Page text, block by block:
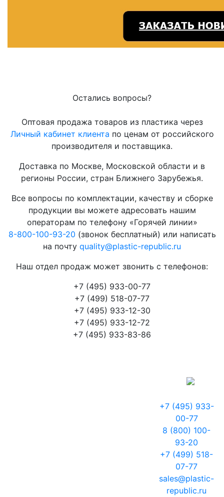
Остались вопросы?
Оптовая продажа товаров из пластика через
Личный кабинет клиента по ценам от российского
производителя и поставщика.
Доставка по Москве, Московской области и в
регионы России, стран Ближнего Зарубежья.
Все вопросы по комплектации, качеству и сборке
продукции вы можете адресовать нашим
операторам по телефону «Горячей линии»
8-800-100-93-20 (звонок бесплатный) или написать
на почту quality@plastic-republic.ru
Наш отдел продаж может звонить с телефонов:
+7 (495) 933-00-77
+7 (499) 518-07-77
+7 (495) 933-12-30
+7 (495) 933-12-72
+7 (495) 933-83-86
+7 (495) 933-
00-77
8 (800) 100-
93-20
+7 (499) 518-
07-77
sales@plastic-
republic.ru